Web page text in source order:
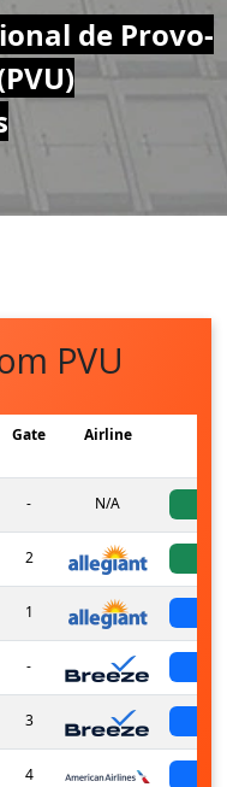
de Provo-
PVU
Gate Airline
- N/A
2
1
-
3
4